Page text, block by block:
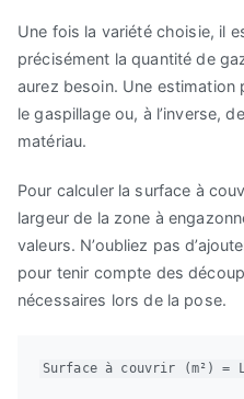
Une fois la variété choisie, il
précisément la quantité de
aurez besoin. Une estimation
le gaspillage ou, à l’inverse,
matériau.
Pour calculer la surface à
largeur de la zone à
valeurs. N’oubliez pas
pour tenir compte des
nécessaires lors de la pose.
Surface à couvrir (m²) =